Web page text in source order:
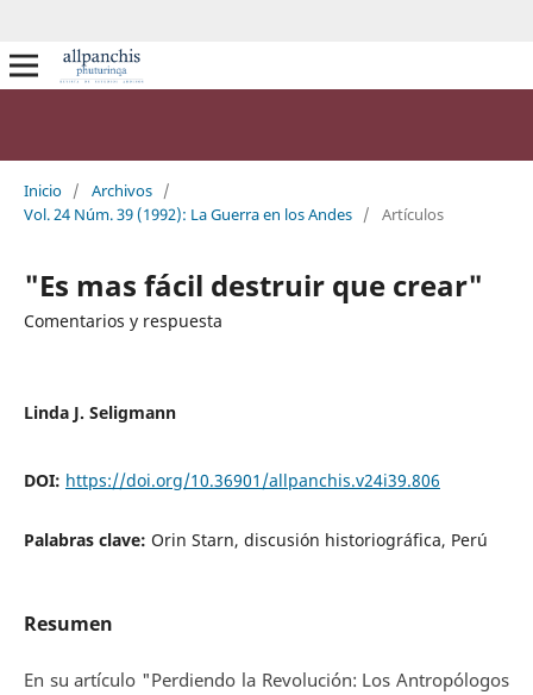
Inicio / Archivos /
Vol. 24 Núm. 39 (1992): La Guerra en los Andes / Artículos
"Es mas fácil destruir que crear"
Comentarios y respuesta
Linda J. Seligmann
DOI: https://doi.org/10.36901/allpanchis.v24i39.806
Palabras clave: Orin Starn, discusión historiográfica, Perú
Resumen
En su artículo "Perdiendo la Revolución: Los Antropólogos